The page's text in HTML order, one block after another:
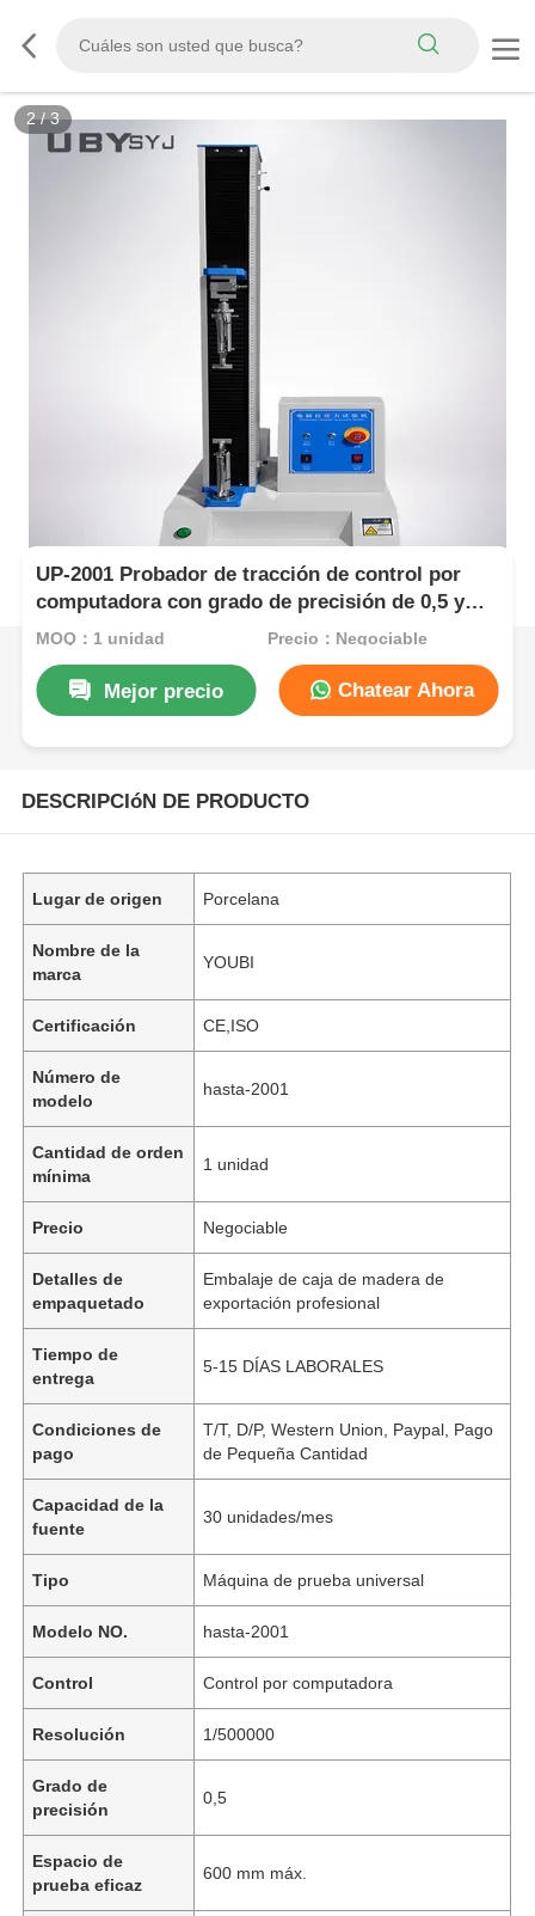
3/3
UP-2001 Probador de tracción de control por
computadora con grado de precisión de 0,5 y
espacio de prueba efectivo de 600 mm para
MOQ：1 unidad Precio：Negociable
Mejor precio Chatear Ahora
DESCRIPCIóN DE PRODUCTO
Lugar de origen Porcelana
Nombre de la
marca
YOUBI
Certificación CE,ISO
Número de
modelo
hasta-2001
Cantidad de orden
mínima
1 unidad
Precio Negociable
Detalles de
empaquetado
Embalaje de caja de madera de
exportación profesional
Tiempo de
entrega
5-15 DÍAS LABORALES
Condiciones de
pago
T/T, D/P, Western Union, Paypal, Pago
de Pequeña Cantidad
Capacidad de la
fuente
30 unidades/mes
Tipo Máquina de prueba universal
Modelo NO. hasta-2001
Control Control por computadora
Resolución 1/500000
Grado de
precisión
0,5
Espacio de
prueba eficaz
600 mm máx.